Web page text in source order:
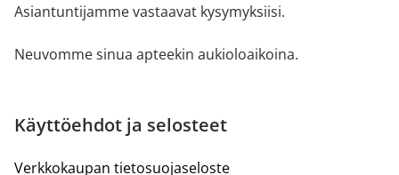
Asiantuntijamme vastaavat kysymyksiisi.
Neuvomme sinua apteekin aukioloaikoina.
Käyttöehdot ja selosteet
Verkkokaupan tietosuojaseloste